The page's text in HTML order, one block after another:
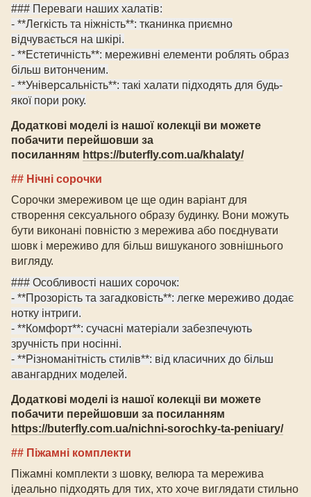
### Переваги наших халатів:
- **Легкість та ніжність**: тканинка приємно
відчувається на шкірі.
- **Естетичність**: мереживні елементи роблять образ
більш витонченим.
- **Універсальність**: такі халати підходять для будь-
якої пори року.
Додаткові моделі із нашої колекціі ви можете
побачити перейшовши за
посиланням https://buterfly.com.ua/khalaty/
## Нічні сорочки
Сорочки змереживом це ще один варіант для
створення сексуального образу будинку. Вони можуть
бути виконані повністю з мережива або поєднувати
шовк і мереживо для більш вишуканого зовнішнього
вигляду.
### Особливості наших сорочок:
- **Прозорість та загадковість**: легке мереживо додає
нотку інтриги.
- **Комфорт**: сучасні матеріали забезпечують
зручність при носінні.
- **Різноманітність стилів**: від класичних до більш
авангардних моделей.
Додаткові моделі із нашої колекціі ви можете
побачити перейшовши за посиланням
https://buterfly.com.ua/nichni-sorochky-ta-peniuary/
## Піжамні комплекти
Піжамні комплекти з шовку, велюра та мережива
ідеально підходять для тих, хто хоче виглядати стильно